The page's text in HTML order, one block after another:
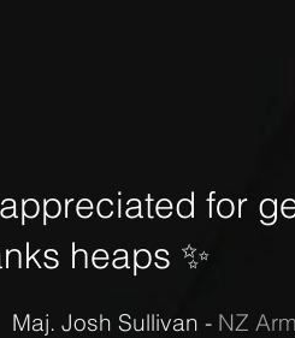
for
heaps ✨
Maj. Josh Sullivan - NZ